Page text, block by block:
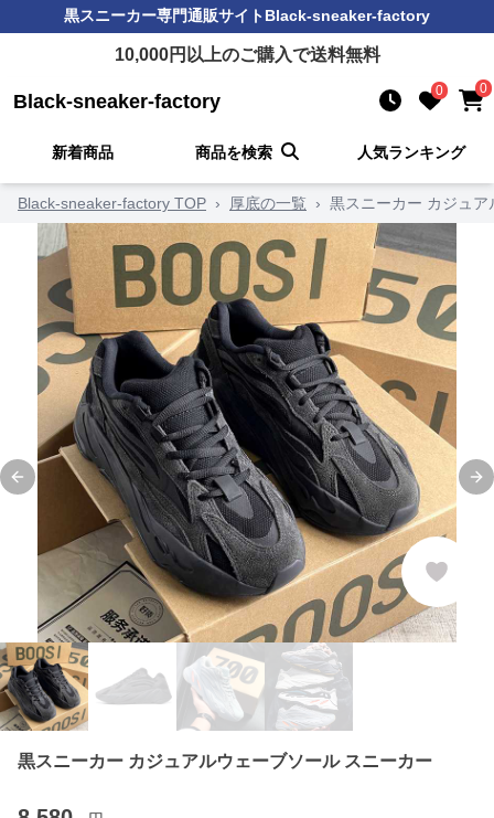
黒スニーカー専門通販サイトBlack-sneaker-factory
10,000円以上のご購入で送料無料
Black-sneaker-factory 0 0
新着商品 商品を検索 人気ランキング
Black-sneaker-factory TOP › 厚底の一覧 › 黒スニーカー カジュ
Previous slide
黒スニーカー カジュアルウェーブソール スニーカー